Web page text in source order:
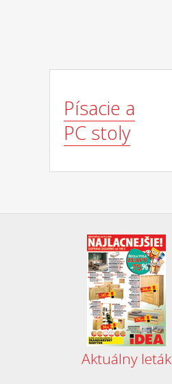
Písacie a
PC stoly
Aktuálny leták